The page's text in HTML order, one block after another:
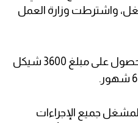
واشترطت وزارة العمل
32. بعض الشركات ستقوم بالحصول على مبلغ 3600 شيكل
جميع الإجراءات